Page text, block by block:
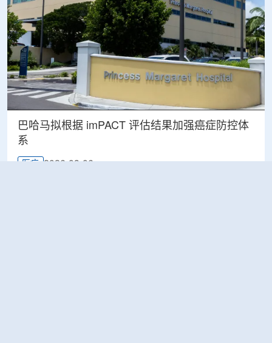
巴哈马拟根据 imPACT 评估结果加强癌症防控体
系
医疗 2026-08-06